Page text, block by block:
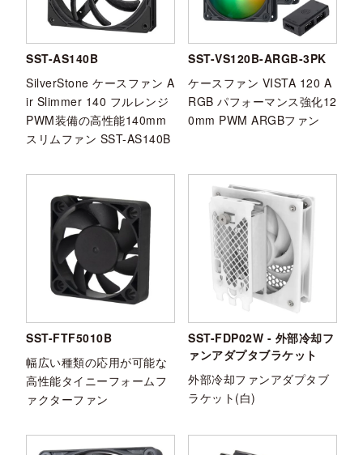
SST-AS140B
SilverStone ケースファン A
ir Slimmer 140 フルレンジ
PWM装備の高性能140mm
スリムファン SST-AS140B
SST-VS120B-ARGB-3PK
ケースファン VISTA 120 A
RGB パフォーマンス強化12
0mm PWM ARGBファン
SST-FTF5010B
幅広い種類の応用が可能な
高性能タイニーフォームフ
ァクターファン
SST-FDP02W - 外部冷却フ
ァンアダプタブラケット
外部冷却ファンアダプタブ
ラケット(白)